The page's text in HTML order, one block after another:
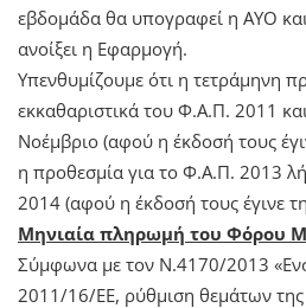
εβδομάδα θα υπογραφεί η ΑΥΟ
ανοίξει η Εφαρμογή.
Υπενθυμίζουμε ότι η τετράμηνη
εκκαθαριστικά του Φ.Α.Π. 2011
Νοέμβριο (αφού η έκδοσή τους
η προθεσμία για το Φ.Α.Π. 2013
2014 (αφού η έκδοσή τους έγινε
Μηνιαία πληρωμή του Φόρου
Σύμφωνα με τον Ν.4170/2013
2011/16/ΕΕ, ρύθμιση θεμάτων